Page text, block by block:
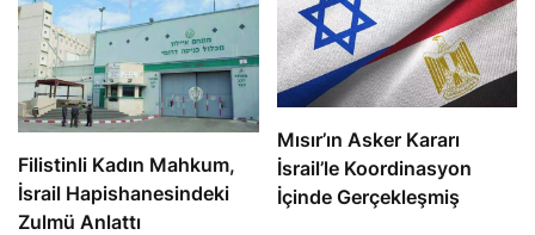
Filistinli Kadın Mahkum,
İsrail Hapishanesindeki
Zulmü Anlattı
Mısır’ın Asker Kararı
İsrail’le Koordinasyon
İçinde Gerçekleşmiş